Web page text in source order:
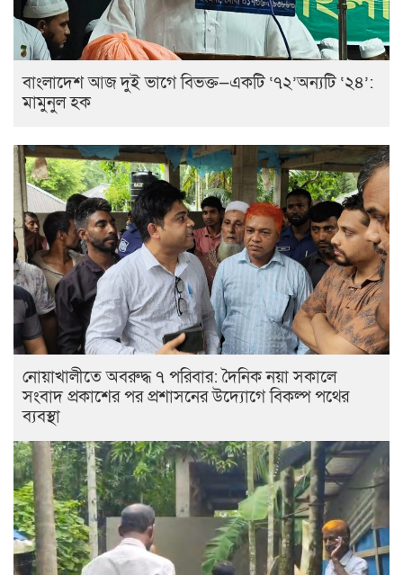
বাংলাদেশ আজ দুই ভাগে বিভক্ত—একটি ‘৭২’অন্যটি ‘২৪’:
মামুনুল হক
নোয়াখালীতে অবরুদ্ধ ৭ পরিবার: দৈনিক নয়া সকালে
সংবাদ প্রকাশের পর প্রশাসনের উদ্যোগে বিকল্প পথের
ব্যবস্থা